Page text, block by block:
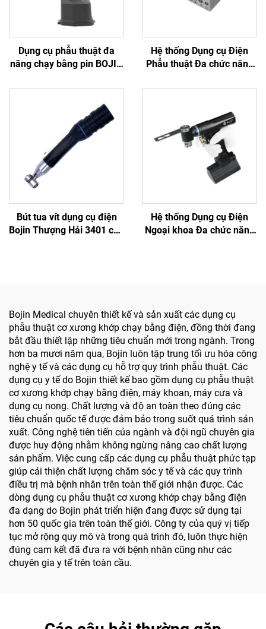
Dụng cụ phẫu thuật đa
năng chạy bằng pin BOJIN
phẫu thuật xương
Hệ thống Dụng cụ Điện
Phẫu thuật Đa chức năng
Thần kinh 3600
Bút tua vít dụng cụ điện
Bojin Thượng Hải 3401 cho
Hệ thống Dụng cụ Điện
Ngoại khoa Đa chức năng
Bojin Medical chuyên thiết kế và sản xuất các dụng cụ
phẫu thuật cơ xương khớp chạy bằng điện, đồng thời đang
bắt đầu thiết lập những tiêu chuẩn mới trong ngành. Trong
hơn ba mươi năm qua, Bojin luôn tập trung tối ưu hóa công
nghệ y tế và các dụng cụ hỗ trợ quy trình phẫu thuật. Các
dụng cụ y tế do Bojin thiết kế bao gồm dụng cụ phẫu thuật
cơ xương khớp chạy bằng điện, máy khoan, máy cưa và
dụng cụ nong. Chất lượng và độ an toàn theo đúng các
tiêu chuẩn quốc tế được đảm bảo trong suốt quá trình sản
xuất. Công nghệ tiên tiến của ngành và đội ngũ chuyên gia
được huy động nhằm không ngừng nâng cao chất lượng
sản phẩm. Việc cung cấp các dụng cụ phẫu thuật phức tạp
giúp cải thiện chất lượng chăm sóc y tế và các quy trình
điều trị mà bệnh nhân trên toàn thế giới nhận được. Các
dòng dụng cụ phẫu thuật cơ xương khớp chạy bằng điện
đa dạng do Bojin phát triển hiện đang được sử dụng tại
hơn 50 quốc gia trên toàn thế giới. Công ty của quý vị tiếp
tục mở rộng quy mô và trong quá trình đó, luôn thực hiện
đúng cam kết đã đưa ra với bệnh nhân cũng như các
chuyên gia y tế trên toàn cầu.